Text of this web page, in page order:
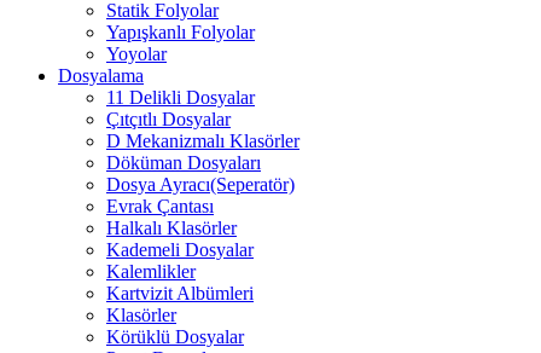
Statik Folyolar
Yapışkanlı Folyolar
Yoyolar
Dosyalama
11 Delikli Dosyalar
Çıtçıtlı Dosyalar
D Mekanizmalı Klasörler
Döküman Dosyaları
Dosya Ayracı(Seperatör)
Evrak Çantası
Halkalı Klasörler
Kademeli Dosyalar
Kalemlikler
Kartvizit Albümleri
Klasörler
Körüklü Dosyalar